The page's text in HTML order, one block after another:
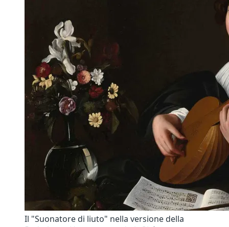
Il "Suonatore di liuto" nella versione della